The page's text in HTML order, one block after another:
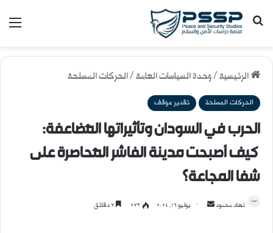
بحث عن
الرئيسية/وحدة السياسات العامة/الحركات المسلحة
الحركات المسلحة تقدير موقف
الحرب في السودان وتأثيراتها المُضاعفة:
كيف أصبحت مدينة الفاشر المُحاصرة على
شفا المجاعة؟
نهاد محمود
أرسل يوليو 16, 2024 273